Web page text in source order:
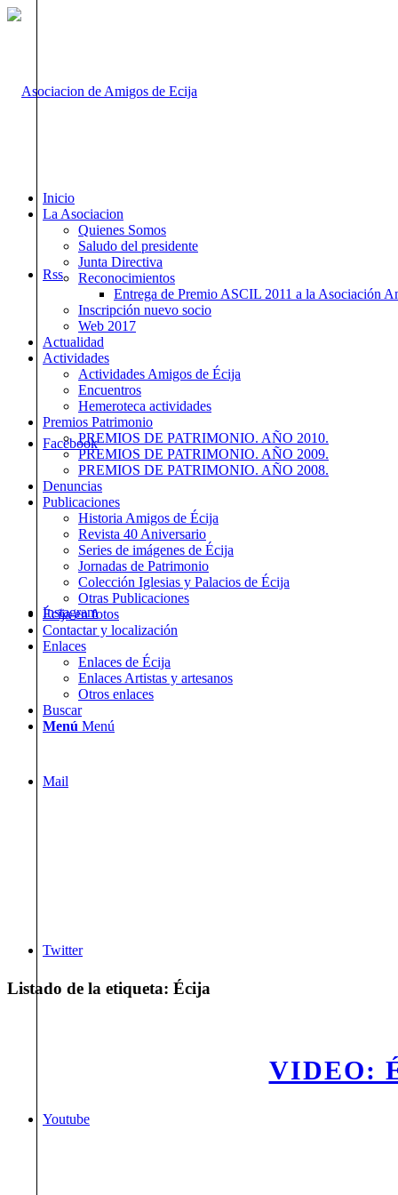
Rss
Facebook
Instagram
Mail
Twitter
Youtube
Inicio
La Asociacion
Quienes Somos
Saludo del presidente
Junta Directiva
Reconocimientos
Entrega de Premio ASCIL 2011 a la Asociación
Inscripción nuevo socio
Web 2017
Actualidad
Actividades
Actividades Amigos de Écija
Encuentros
Hemeroteca actividades
Premios Patrimonio
PREMIOS DE PATRIMONIO. AÑO 2010.
PREMIOS DE PATRIMONIO. AÑO 2009.
PREMIOS DE PATRIMONIO. AÑO 2008.
Denuncias
Publicaciones
Historia Amigos de Écija
Revista 40 Aniversario
Series de imágenes de Écija
Jornadas de Patrimonio
Colección Iglesias y Palacios de Écija
Otras Publicaciones
Écija en fotos
Contactar y localización
Enlaces
Enlaces de Écija
Enlaces Artistas y artesanos
Otros enlaces
Buscar
Menú Menú
Listado de la etiqueta: Écija
VIDEO: